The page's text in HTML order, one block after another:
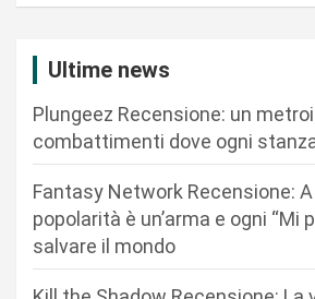
Ultime news
Plungeez Recensione: un
combattimenti dove ogni
Fantasy Network Recensione:
popolarità è un’arma e ogni “Mi
salvare il mondo